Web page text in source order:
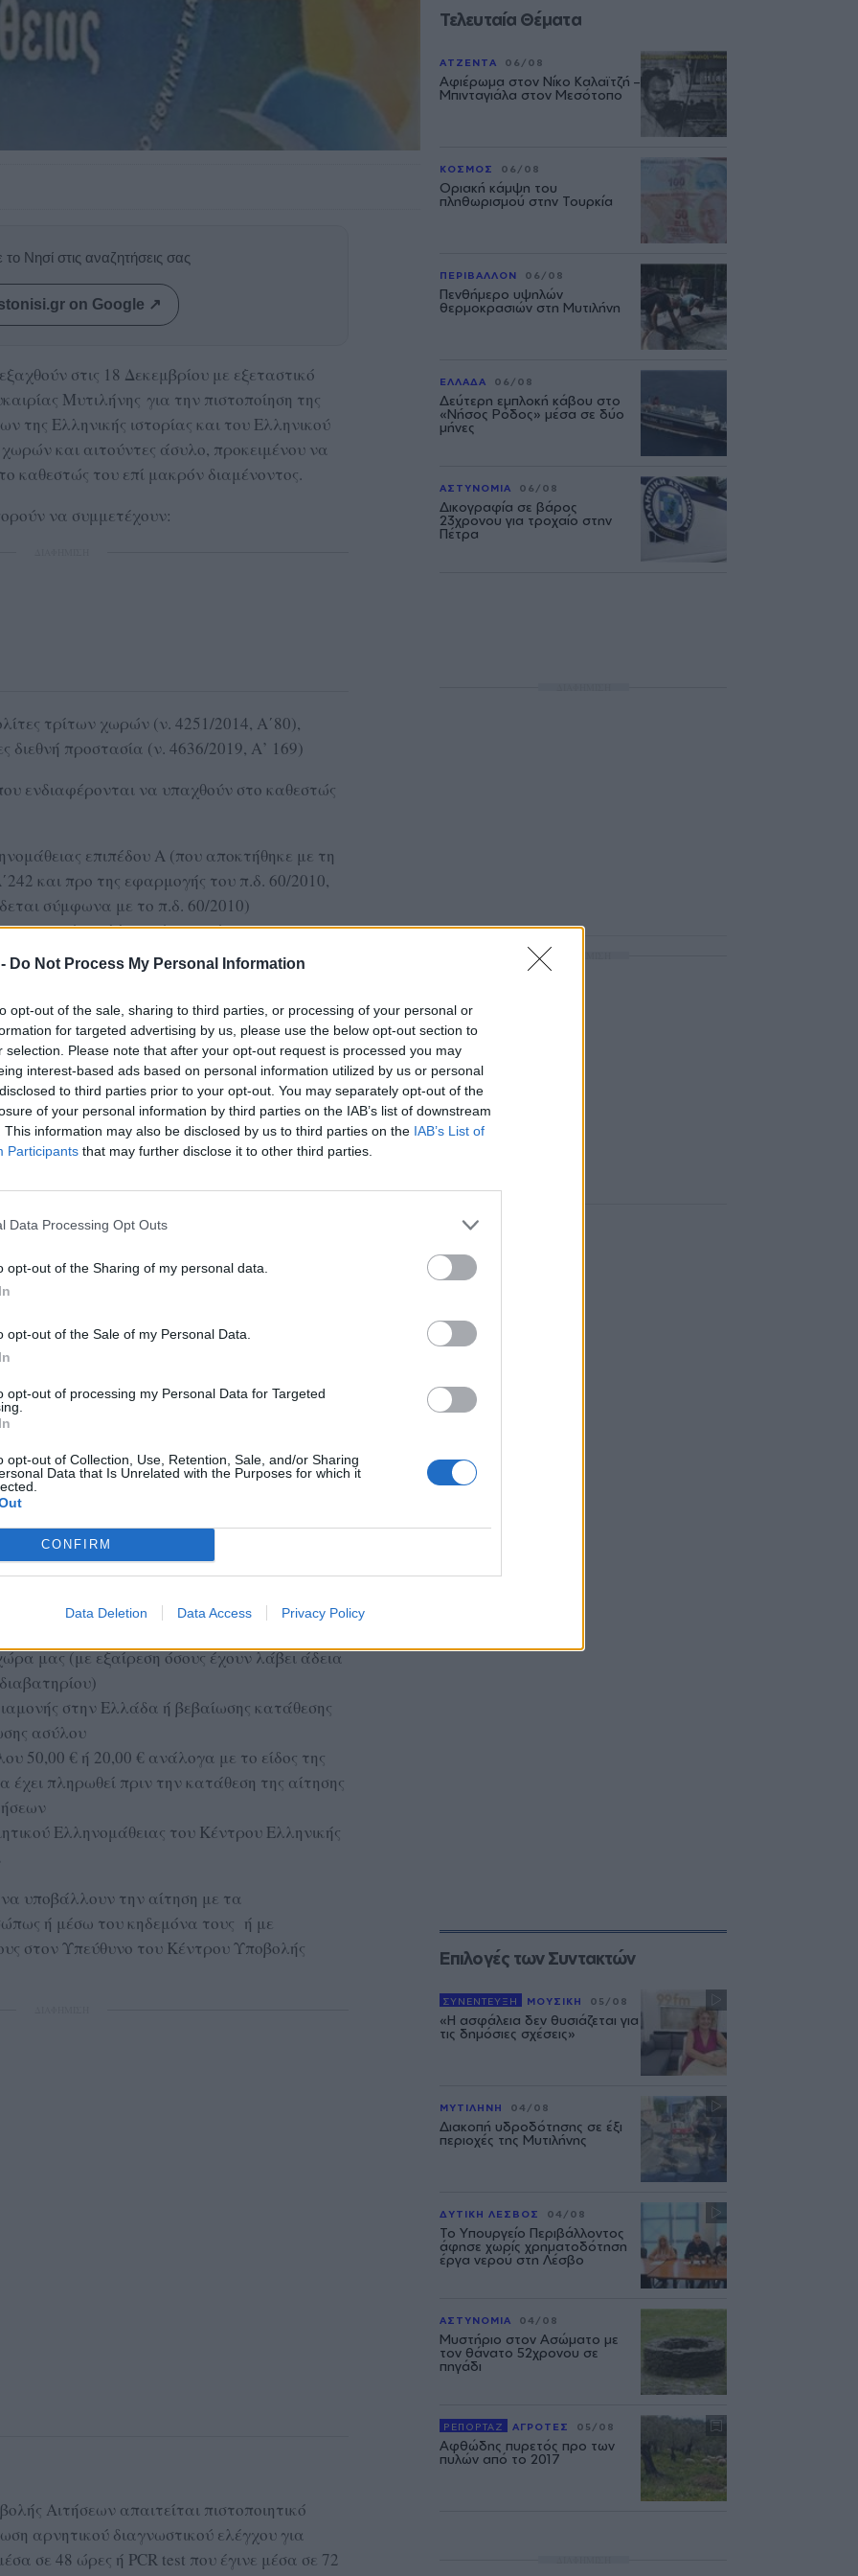
Do Not Process My Personal Information
opt-out of the sale, sharing to third parties, or processing of your personal or
for targeted advertising by us, please use the below opt-out section to
selection. Please note that after your opt-out request is processed you may
interest-based ads based on personal information utilized by us or personal
to third parties prior to your opt-out. You may separately opt-out of the
of your personal information by third parties on the IAB’s list of downstream
This information may also be disclosed by us to third parties on the IAB’s List of
Participants that may further disclose it to other third parties.
Data Processing Opt Outs
opt-out of the Sharing of my personal data.
opt-out of the Sale of my Personal Data.
opt-out of processing my Personal Data for Targeted
opt-out of Collection, Use, Retention, Sale, and/or Sharing
Data that Is Unrelated with the Purposes for which it
CONFIRM
Data Deletion Data Access Privacy Policy
Νησί στις αναζητήσεις σας
on Google ↗
στις 18 Δεκεμβρίου με εξεταστικό
Μυτιλήνης για την πιστοποίηση της
της Ελληνικής ιστορίας και του Ελληνικού
και αιτούντες άσυλο, προκειμένου να
καθεστώς του επί μακρόν διαμένοντος.
να συμμετέχουν:
τρίτων χωρών (ν. 4251/2014, Α΄80),
διεθνή προστασία (ν. 4636/2019, Α’ 169)
ενδιαφέρονται να υπαχθούν στο καθεστώς
επιπέδου Α (που αποκτήθηκε με τη
και προ της εφαρμογής του π.δ. 60/2010,
σύμφωνα με το π.δ. 60/2010)
στοιχείων ελληνικής ιστορίας και
υποβάλλουν αίτηση συμμετοχής από την
6/12/2021, αποκλειστικά και μόνο στα
στα Κέντρα Υποβολής Αιτήσεων:
ταυτότητας
ή άλλου ταξιδιωτικού εγγράφου
μας (με εξαίρεση όσους έχουν λάβει άδεια
στην Ελλάδα ή βεβαίωσης κατάθεσης
ασύλου
50,00 € ή 20,00 € ανάλογα με το είδος της
έχει πληρωθεί πριν την κατάθεση της αίτησης
Ελληνομάθειας του Κέντρου Ελληνικής
υποβάλλουν την αίτηση με τα
ή μέσω του κηδεμόνα τους ή με
στον Υπεύθυνο του Κέντρου Υποβολής
Αιτήσεων απαιτείται πιστοποιητικό
αρνητικού διαγνωστικού ελέγχου για
σε 48 ώρες ή PCR test που έγινε μέσα σε 72
Τελευταία Θέματα
ΑΤΖΕΝΤΑ 06/08
Αφιέρωμα στον Νίκο Καλαϊτζή –
Μπινταγιάλα στον Μεσότοπο
ΚΟΣΜΟΣ 06/08
Οριακή κάμψη του
πληθωρισμού στην Τουρκία
ΠΕΡΙΒΑΛΛΟΝ 06/08
Πενθήμερο υψηλών
θερμοκρασιών στη Μυτιλήνη
ΕΛΛΑΔΑ 06/08
Δεύτερη εμπλοκή κάβου στο
«Νήσος Ρόδος» μέσα σε δύο
μήνες
ΑΣΤΥΝΟΜΙΑ 06/08
Δικογραφία σε βάρος
23χρονου για τροχαίο στην
Πέτρα
Επιλογές των Συντακτών
ΣΥΝΕΝΤΕΥΞΗ ΜΟΥΣΙΚΗ 05/08
«Η ασφάλεια δεν θυσιάζεται για
τις δημόσιες σχέσεις»
ΜΥΤΙΛΗΝΗ 04/08
Διακοπή υδροδότησης σε έξι
περιοχές της Μυτιλήνης
ΔΥΤΙΚΗ ΛΕΣΒΟΣ 04/08
Το Υπουργείο Περιβάλλοντος
άφησε χωρίς χρηματοδότηση
έργα νερού στη Λέσβο
ΑΣΤΥΝΟΜΙΑ 04/08
Μυστήριο στον Ασώματο με
τον θάνατο 52χρονου σε
πηγάδι
ΡΕΠΟΡΤΑΖ ΑΓΡΟΤΕΣ 05/08
Αφθώδης πυρετός προ των
πυλών από το 2017